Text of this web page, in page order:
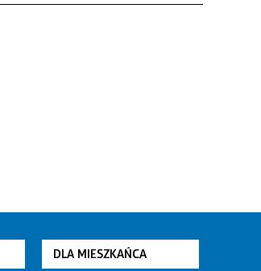
DLA MIESZKAŃCA